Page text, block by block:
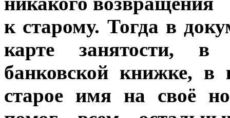
к старому. Тогда в
карте занятости, в
банковской книжке, в
старое имя на своё